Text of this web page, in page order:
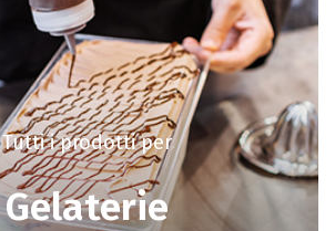
Tutti i prodotti per
Gelaterie